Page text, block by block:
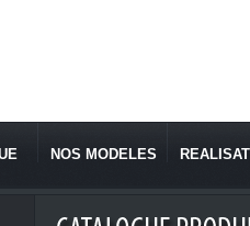
NOS MODELES